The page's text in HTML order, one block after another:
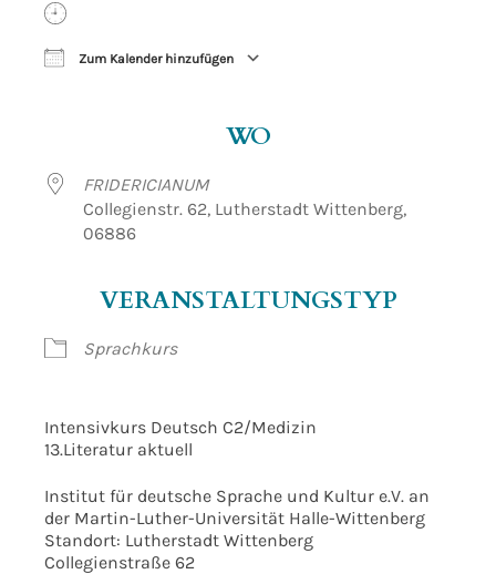
Zum Kalender hinzufügen
WO
FRIDERICIANUM
Collegienstr. 62, Lutherstadt Wittenberg,
06886
VERANSTALTUNGSTYP
Sprachkurs
Intensivkurs Deutsch C2/Medizin
13.Literatur aktuell
Institut für deutsche Sprache und Kultur e.V. an
der Martin-Luther-Universität Halle-Wittenberg
Standort: Lutherstadt Wittenberg
Collegienstraße 62